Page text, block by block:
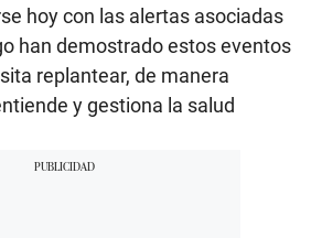
hoy con las alertas asociadas
han demostrado estos eventos
replantear, de manera
y gestiona la salud